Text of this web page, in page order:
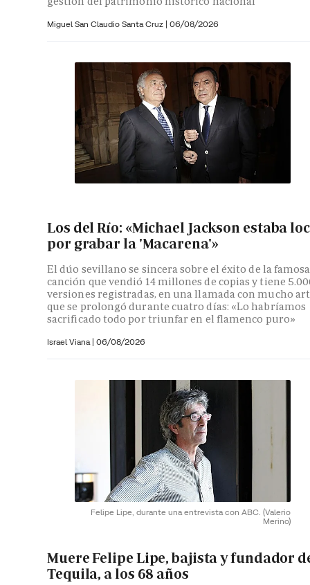
Miguel San Claudio Santa Cruz | 06/08/2026
Los del Río: «Michael Jackson estaba
por grabar la 'Macarena'»
El dúo sevillano se sincera sobre el éxito de la famosa
canción que vendió 14 millones de copias y tiene
versiones registradas, en una llamada con mucho
que se prolongó durante cuatro días: «Lo habríamos
sacrificado todo por triunfar en el flamenco puro»
Israel Viana | 06/08/2026
Felipe Lipe, durante una entrevista con ABC. (Valerio
Merino)
Muere Felipe Lipe, bajista y fundador
Tequila, a los 68 años